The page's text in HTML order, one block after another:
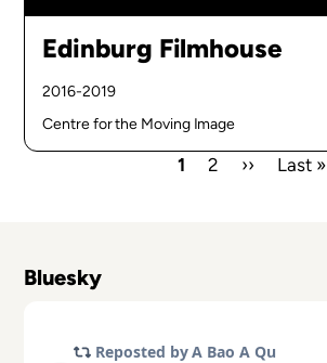
Edinburg Filmhouse
2016-2019
Centre for the Moving Image
Pàgina
1 Pàgina
2
Pàgina
››
Última
Last »
Bluesky